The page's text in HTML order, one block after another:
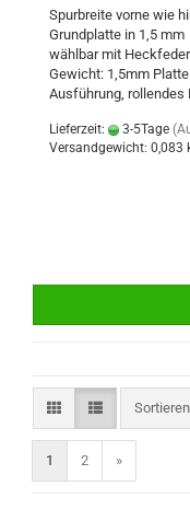
Spurbreite vorne wie
Grundplatte in 1,5 mm
wählbar mit
Gewicht: 1,5mm
Ausführung, rollendes
Lieferzeit: 3-5Tage
Versandgewicht: 0,083
1 2 »